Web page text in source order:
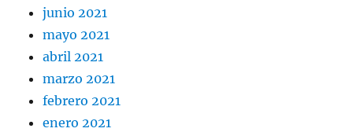
junio 2021
mayo 2021
abril 2021
marzo 2021
febrero 2021
enero 2021